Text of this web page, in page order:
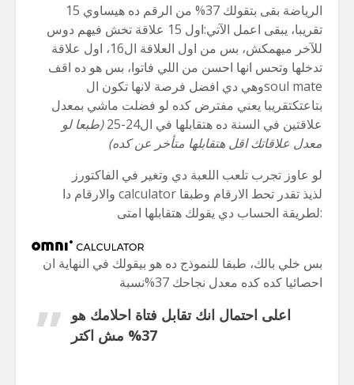
الرياضة بقى بتقولك 37% من الرقم ده هيساوي 15
تقريبا، يبقى اعمل الآتي:اول 15 علاقة تخش فيهم دوس
للآخر ميهمكش، بس من اول العلاقة ال16، اول علاقة
تدخلها وتحس انها احسن من اللي فاتوا، بس هو ده اقف
وهي دي افضل فرصة لانها تكون الsoul mate
بتاعتكتقريبا يعني مفترض كده لو فضلت ماشي بمعدل
علاقتين في السنة ده هتقابلها في ال24-25
(طبعا لو
معدل علاقاتك اقل هتقابلها متأخر عن كده)
لو عاوز تجرب تلعب اللعبة دي وتغير في الفاكتورز
والارقام دا calculator لذيذ تقدر تحط الارقام وطبقا
لطريقة الحساب دي يقولك هتقابلها امتى:
بس خلي بالك، طبقا للنموذج ده هو بيقولك في النهاية ان
احصائيا كده كده معدل نجاحك 37%نسبة
اعلى احتمال انك تقابل فتاة احلامك هو
37% مش اكتر